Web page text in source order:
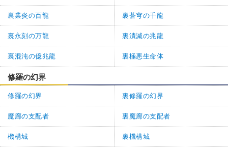
裏業炎の百龍 裏蒼穹の千龍
裏永刻の万龍 裏潰滅の兆龍
裏混沌の億兆龍 裏極悪生命体
修羅の幻界
修羅の幻界 裏修羅の幻界
魔廊の支配者 裏魔廊の支配者
機構城 裏機構城